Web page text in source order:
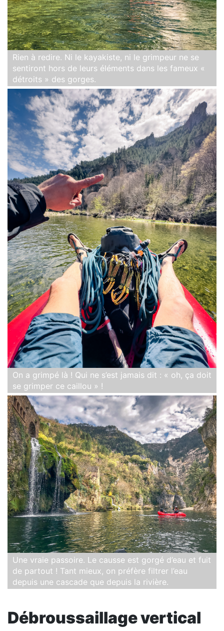
Rien à redire. Ni le kayakiste, ni le grimpeur ne se
sentiront hors de leurs éléments dans les fameux «
détroits » des gorges.
On a grimpé là ! Qui ne s’est jamais dit : « oh, ça doit
se grimper ce caillou » !
Une vraie passoire. Le causse est gorgé d’eau et fuit
de partout ! Tant mieux, on préfère filtrer l’eau
depuis une cascade que depuis la rivière.
Débroussaillage vertical